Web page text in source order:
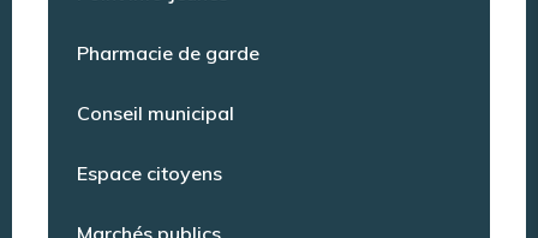
Point Info Jeunes
Pharmacie de garde
Conseil municipal
Espace citoyens